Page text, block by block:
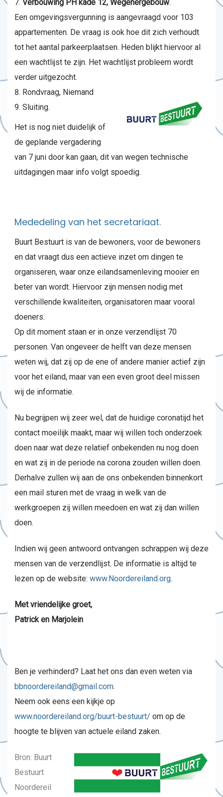
Verbouwing PH kade 12, Wegenergebouw.
Een omgevingsvergunning is aangevraagd voor 103
appartementen. De vraag is ook hoe dit zich verhoudt
tot het aantal parkeerplaatsen. Heden blijkt hiervoor al
een wachtlijst te zijn. Het wachtlijst probleem wordt
verder uitgezocht.
Rondvraag, Niemand
Sluiting.
Het is nog niet duidelijk of
de geplande vergadering
van 7 juni door kan gaan, dit van wegen technische
uitdagingen maar info volgt spoedig.
Mededeling van het secretariaat.
Buurt Bestuurt is van de bewoners, voor de bewoners
en dat vraagt dus een actieve inzet om dingen te
organiseren, waar onze eilandsamenleving mooier en
beter van wordt. Hiervoor zijn mensen nodig met
verschillende kwaliteiten, organisatoren maar vooral
doeners.
Op dit moment staan er in onze verzendlijst 70
personen. Van ongeveer de helft van deze mensen
weten wij, dat zij op de ene of andere manier actief zijn
voor het eiland, maar van een even groot deel missen
wij de informatie.
Nu begrijpen wij zeer wel, dat de huidige coronatijd het
contact moeilijk maakt, maar wij willen toch onderzoek
doen naar wat deze relatief onbekenden nu nog doen
en wat zij in de periode na corona zouden willen doen.
Derhalve zullen wij aan de ons onbekenden binnenkort
een mail sturen met de vraag in welk van de
werkgroepen zij willen meedoen en wat zij dan willen
doen.
Indien wij geen antwoord ontvangen schrappen wij deze
mensen van de verzendlijst. De informatie is altijd te
lezen op de website: www.Noordereiland.org.
Met vriendelijke groet,
Patrick en Marjolein
Ben je verhinderd? Laat het ons dan even weten via
bbnoordereiland@gmail.com.
Neem ook eens een kijkje op
www.noordereiland.org/buurt-bestuurt/ om op de
hoogte te blijven van actuele eiland zaken.
Bron: Buurt
Bestuurt
Noordereil